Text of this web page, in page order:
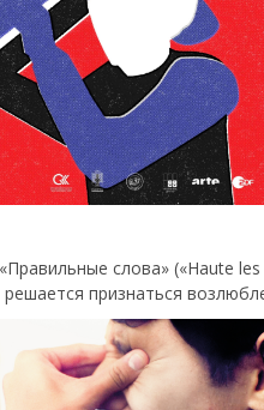
слова» («Haute
решается признаться